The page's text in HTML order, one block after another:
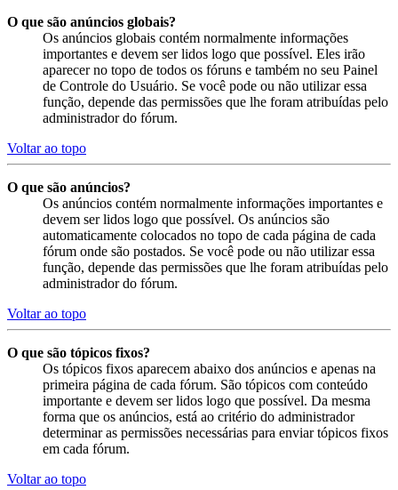
O que são anúncios globais?
Os anúncios globais contém normalmente informações
importantes e devem ser lidos logo que possível. Eles irão
aparecer no topo de todos os fóruns e também no seu Painel
de Controle do Usuário. Se você pode ou não utilizar essa
função, depende das permissões que lhe foram atribuídas pelo
administrador do fórum.
Voltar ao topo
O que são anúncios?
Os anúncios contém normalmente informações importantes e
devem ser lidos logo que possível. Os anúncios são
automaticamente colocados no topo de cada página de cada
fórum onde são postados. Se você pode ou não utilizar essa
função, depende das permissões que lhe foram atribuídas pelo
administrador do fórum.
Voltar ao topo
O que são tópicos fixos?
Os tópicos fixos aparecem abaixo dos anúncios e apenas na
primeira página de cada fórum. São tópicos com conteúdo
importante e devem ser lidos logo que possível. Da mesma
forma que os anúncios, está ao critério do administrador
determinar as permissões necessárias para enviar tópicos fixos
em cada fórum.
Voltar ao topo